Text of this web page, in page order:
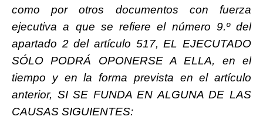
como por otros documentos con fuerza
ejecutiva a que se refiere el número 9.º del
apartado 2 del artículo 517, EL EJECUTADO
SÓLO PODRÁ OPONERSE A ELLA, en el
tiempo y en la forma prevista en el artículo
anterior, SI SE FUNDA EN ALGUNA DE LAS
CAUSAS SIGUIENTES: